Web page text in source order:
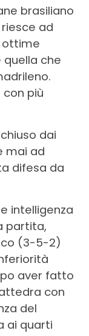
brasiliano
ad
ottime
quella che
più
dai
mai ad
difesa da
intelligenza
partita,
(3-5-2)
aver fatto
con
del
ai quarti